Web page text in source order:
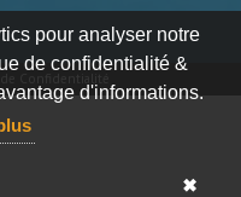
pour analyser notre
de confidentialité &
d'informations.
✖
Confidentialité